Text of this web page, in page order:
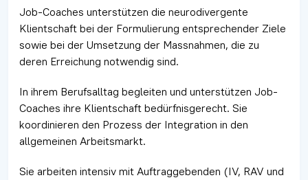
Job-Coaches unterstützen die neurodivergente
Klientschaft bei der Formulierung entsprechender Ziele
sowie bei der Umsetzung der Massnahmen, die zu
deren Erreichung notwendig sind.
In ihrem Berufsalltag begleiten und unterstützen Job-
Coaches ihre Klientschaft bedürfnisgerecht. Sie
koordinieren den Prozess der Integration in den
allgemeinen Arbeitsmarkt.
Sie arbeiten intensiv mit Auftraggebenden (IV, RAV und